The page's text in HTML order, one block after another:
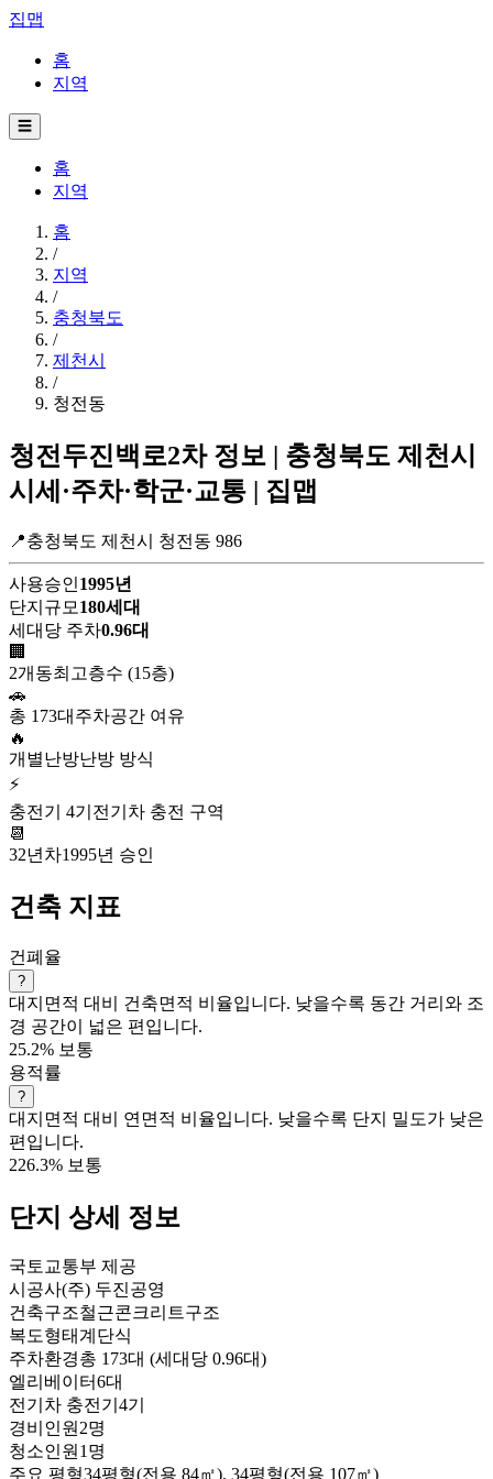
집맵
홈
지역
☰
홈
지역
홈
/
지역
/
충청북도
/
제천시
/
청전동
청전두진백로2차 정보 | 충청북도 제천시
시세·주차·학군·교통 | 집맵
📍충청북도 제천시 청전동 986
사용승인1995년
단지규모 180세대
세대당 주차0.96대
🏢
2개동최고층수 (15층)
🚗
총 173대 주차공간 여유
🔥
개별난방난방 방식
⚡
충전기 4기 전기차 충전 구역
📆
32년차1995년 승인
건축 지표
건폐율
?
대지면적 대비 건축면적 비율입니다. 낮을수록 동간 거리와 조
경 공간이 넓은 편입니다.
25.2% 보통
용적률
?
대지면적 대비 연면적 비율입니다. 낮을수록 단지 밀도가 낮은
편입니다.
226.3% 보통
단지 상세 정보
국토교통부 제공
시공사(주) 두진공영
건축구조철근콘크리트구조
복도형태계단식
주차환경총 173대 (세대당 0.96대)
엘리베이터6대
전기차 충전기 4기
경비인원2명
청소인원1명
주요 평형34평형(전용 84㎡), 34평형(전용 107㎡)